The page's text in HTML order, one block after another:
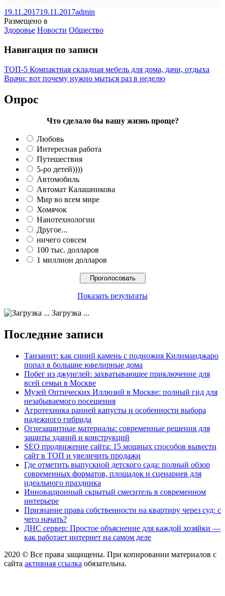
19.11.201719.11.2017admin
Размещено в
Здоровье Новости Общество
Навигация по записи
ТОП-5 Компактная складная мебель для дома, дачи, отдыха
Врачи: вот почему нужно мыться раз в неделю
Опрос
Что сделало бы вашу жизнь проще?
Любовь
Интересная работа
Путешествия
5-ро детей))))
Автомобиль
Автомат Калашникова
Мир во всем мире
Хомячок
Нанотехнологии
Другое...
ничего совсем
100 тыс. долларов
1 миллион долларов
Показать результаты
Загрузка ...
Последние записи
Танзанит: как синий камень с подножия Килиманджаро
попал в большие ювелирные дома
Побег из джунглей: захватывающее приключение для
всей семьи в Москве
Музей Оптических Иллюзий в Москве: полный гид для
незабываемого посещения
Агротехника ранней капусты и особенности выбора
надежного гибрида
Огнезащитные материалы: современные решения для
защиты зданий и конструкций
SEO продвижение сайта: 15 мощных способов вывести
сайт в ТОП и увеличить продажи
Где отметить выпускной детского сада: полный обзор
современных форматов, площадок и сценариев для
идеального праздника
Инновационный скрытый смеситель в современном
интерьере
Признание права собственности на квартиру через суд: с
чего начать?
ДНС сервер: Простое объяснение для каждой хозяйки —
как работает интернет на самом деле
2020 © Все права защищены. При копировании материалов с
сайта активная ссылка обязательна.